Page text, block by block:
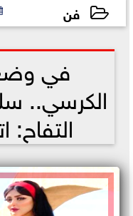
فن
في
الكرسي..